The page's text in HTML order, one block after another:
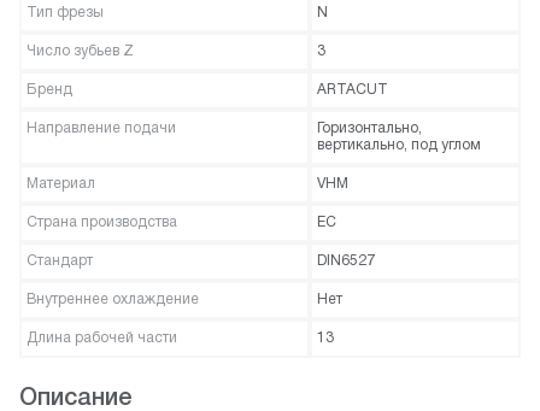
Тип фрезы N
Число зубьев Z 3
Бренд ARTACUT
Направление подачи
Горизонтально,
вертикально, под углом
Материал VHM
Страна производства ЕС
Стандарт DIN6527
Внутреннее охлаждение Нет
Длина рабочей части 13
Описание